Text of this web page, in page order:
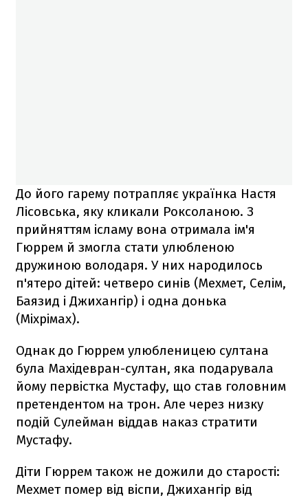
До його гарему потрапляє українка Настя
Лісовська, яку кликали Роксоланою. З
прийняттям ісламу вона отримала ім'я
Гюррем й змогла стати улюбленою
дружиною володаря. У них народилось
п'ятеро дітей: четверо синів (Мехмет, Селім,
Баязид і Джихангір) і одна донька
(Міхрімах).
Однак до Гюррем улюбленицею султана
була Махідевран-султан, яка подарувала
йому первістка Мустафу, що став головним
претендентом на трон. Але через низку
подій Сулейман віддав наказ стратити
Мустафу.
Діти Гюррем також не дожили до старості:
Мехмет помер від віспи, Джихангір від